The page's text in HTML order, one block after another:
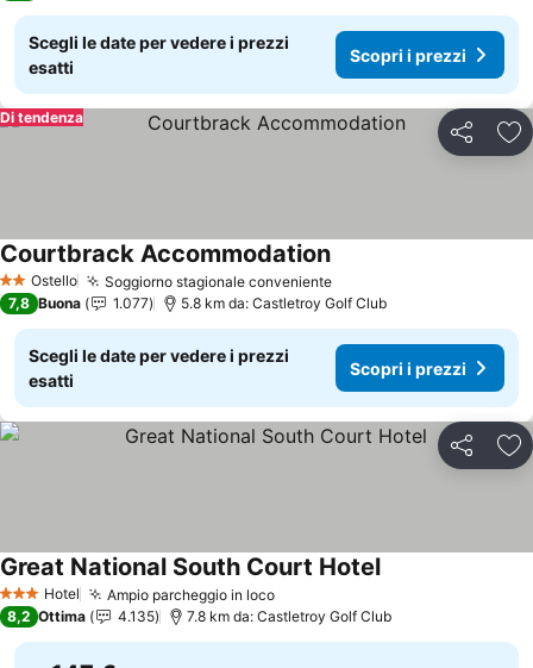
Scegli le date per vedere i prezzi
esatti
Scopri i prezzi
Condividi
Di tendenza
2 StelleOstello Soggiorno stagionale convenienteScopri i prezzi
Courtbrack AccommodationScopri i prezzi
7,8 Buona 1.077 5.8 km da: Castletroy Golf Club
Scegli le date per vedere i prezzi
esatti
Scopri i prezzi
Condividi
3 StelleHotel Ampio parcheggio in locoScopri i prezzi
Great National South Court HotelScopri i prezzi
8,2 Ottima 4.135 7.8 km da: Castletroy Golf Club